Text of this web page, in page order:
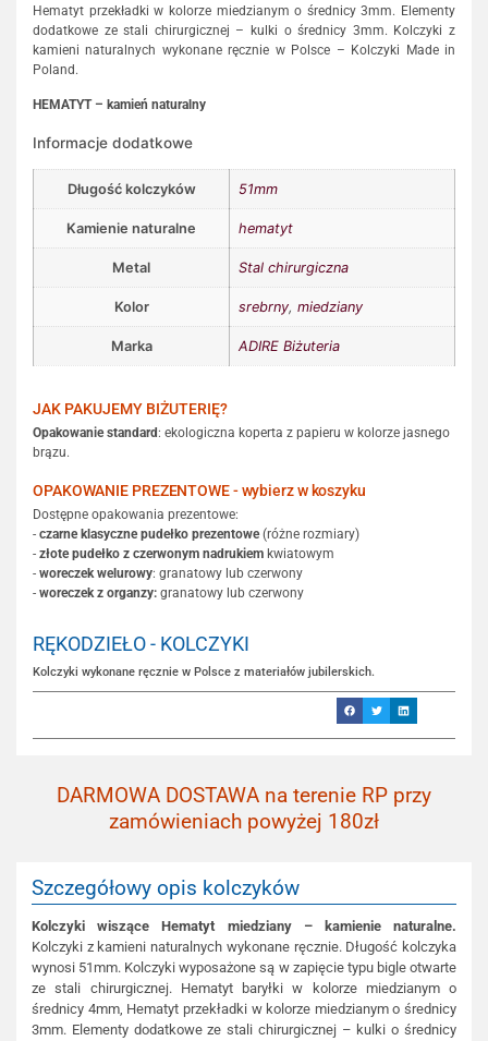
Hematyt przekładki w kolorze miedzianym o średnicy 3mm. Elementy
dodatkowe ze stali chirurgicznej – kulki o średnicy 3mm. Kolczyki z
kamieni naturalnych wykonane ręcznie w Polsce – Kolczyki Made in
Poland.
HEMATYT – kamień naturalny
Informacje dodatkowe
Długość kolczyków 51mm
Kamienie naturalne hematyt
Metal Stal chirurgiczna
Kolor srebrny, miedziany
Marka ADIRE Biżuteria
JAK PAKUJEMY BIŻUTERIĘ?
Opakowanie standard: ekologiczna koperta z papieru w kolorze jasnego
brązu.
OPAKOWANIE PREZENTOWE - wybierz w koszyku
Dostępne opakowania prezentowe:
- czarne klasyczne pudełko prezentowe(różne rozmiary)
- złote pudełko z czerwonym nadrukiem kwiatowym
- woreczek welurowy: granatowy lub czerwony
- woreczek z organzy: granatowy lub czerwony
RĘKODZIEŁO - KOLCZYKI
Kolczyki wykonane ręcznie w Polsce z materiałów jubilerskich.
DARMOWA DOSTAWA na terenie RP przy
zamówieniach powyżej 180zł
Szczegółowy opis kolczyków
Kolczyki wiszące Hematyt miedziany – kamienie naturalne.
Kolczyki z kamieni naturalnych wykonane ręcznie. Długość kolczyka
wynosi 51mm. Kolczyki wyposażone są w zapięcie typu bigle otwarte
ze stali chirurgicznej. Hematyt baryłki w kolorze miedzianym o
średnicy 4mm, Hematyt przekładki w kolorze miedzianym o średnicy
3mm. Elementy dodatkowe ze stali chirurgicznej – kulki o średnicy